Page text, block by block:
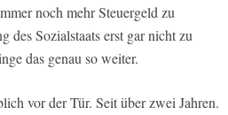
noch mehr Steuergeld zu
des Sozialstaats erst gar nicht zu
das genau so weiter.
vor der Tür. Seit über zwei Jahren.